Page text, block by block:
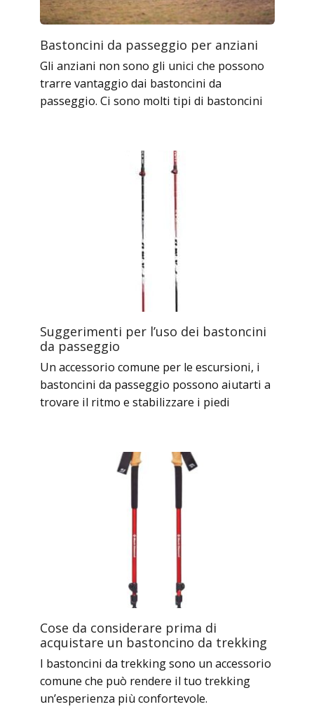
Bastoncini da passeggio per anziani
Gli anziani non sono gli unici che possono
trarre vantaggio dai bastoncini da
passeggio. Ci sono molti tipi di bastoncini
Suggerimenti per l’uso dei bastoncini
da passeggio
Un accessorio comune per le escursioni, i
bastoncini da passeggio possono aiutarti a
trovare il ritmo e stabilizzare i piedi
Cose da considerare prima di
acquistare un bastoncino da trekking
I bastoncini da trekking sono un accessorio
comune che può rendere il tuo trekking
un’esperienza più confortevole.